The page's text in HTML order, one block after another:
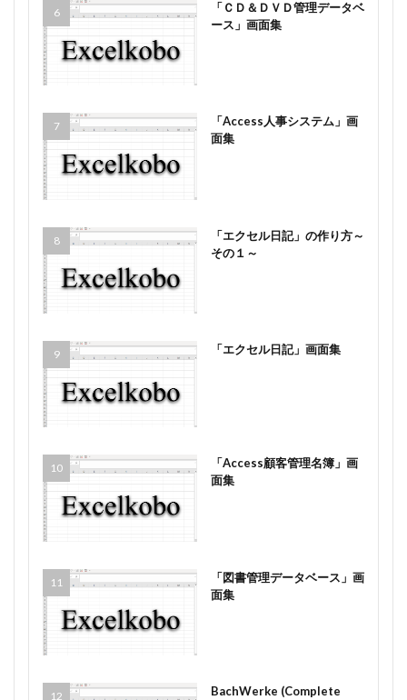
「ＣＤ＆ＤＶＤ管理データベ
ース」画面集
「Access人事システム」画
面集
「エクセル日記」の作り方～
その１～
「エクセル日記」画面集
「Access顧客管理名簿」画
面集
「図書管理データベース」画
面集
BachWerke (Complete